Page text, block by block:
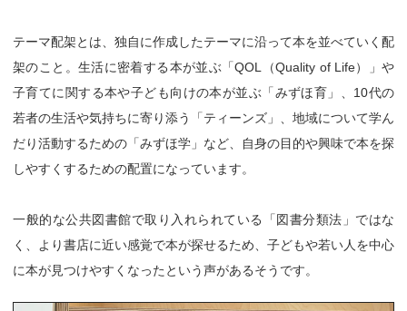
テーマ配架とは、独自に作成したテーマに沿って本を並べていく配
架のこと。生活に密着する本が並ぶ「QOL（Quality of Life）」や
子育てに関する本や子ども向けの本が並ぶ「みずほ育」、10代の
若者の生活や気持ちに寄り添う「ティーンズ」、地域について学ん
だり活動するための「みずほ学」など、自身の目的や興味で本を探
しやすくするための配置になっています。
一般的な公共図書館で取り入れられている「図書分類法」ではな
く、より書店に近い感覚で本が探せるため、子どもや若い人を中心
に本が見つけやすくなったという声があるそうです。